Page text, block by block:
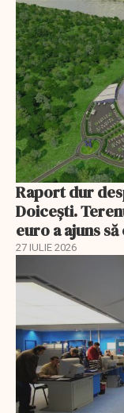
Raport dur
Doicești.
euro a ajuns
27 IULIE 2026